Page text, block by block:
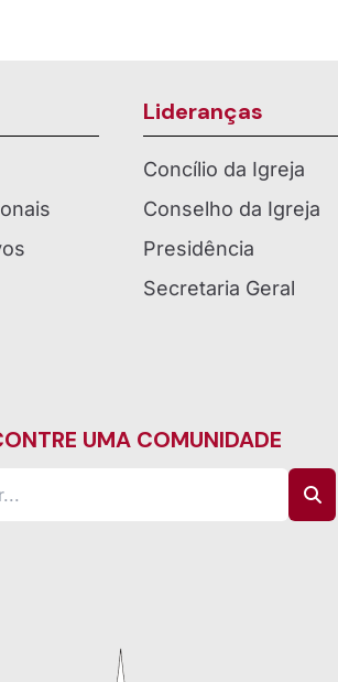
Lideranças
Concílio da Igreja
Conselho da Igreja
Presidência
Secretaria Geral
UMA COMUNIDADE